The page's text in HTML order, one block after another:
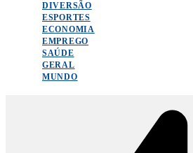
DIVERSÃO
ESPORTES
ECONOMIA
EMPREGO
SAÚDE
GERAL
MUNDO